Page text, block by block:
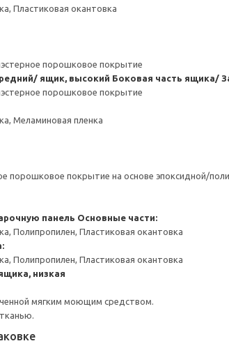
Пластиковая окантовка
порошковое покрытие
ящик, высокий Боковая часть ящика/
порошковое покрытие
Меламиновая пленка
порошковое покрытие на основе эпоксидной/
панель Основные части:
Полипропилен, Пластиковая окантовка
Полипропилен, Пластиковая окантовка
низкая
мягким моющим средством.